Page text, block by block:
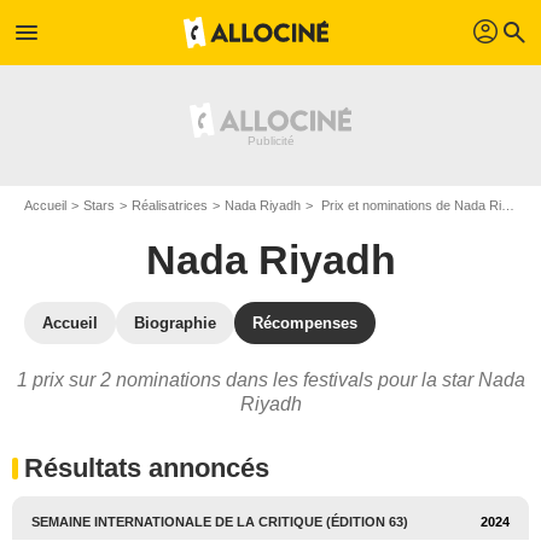
menu profil search
Accueil Stars Réalisatrices Nada Riyadh Prix et nominations de Nada Riyadh
Nada Riyadh
Accueil Biographie Récompenses
1 prix sur 2 nominations dans les festivals pour la star Nada
Riyadh
Résultats annoncés
SEMAINE INTERNATIONALE DE LA CRITIQUE (ÉDITION 63) 2024